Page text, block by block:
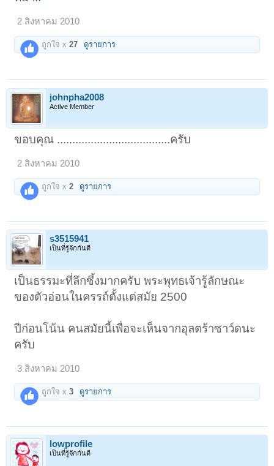
2 สิงหาคม 2010
ถูกใจ x27 ดูรายการ
johnpha2008
Active Member
ขอบคุณ .....................................ครับ
2 สิงหาคม 2010
ถูกใจ x2 ดูรายการ
s3515941
เป็นที่รู้จักกันดี
เป็นธรรมะที่ลึกซึ้งมากครับ พระพุทธเจ้ารู้ลักษณะ
ของตัวอ่อนในครรถ์ตั้งแต่สมัย 2500
ปีก่อนโน้น คนสมัยนี้เพื่อจะเห็นจากอุลตร้าซาว์ดนะ
ครับ
3 สิงหาคม 2010
ถูกใจ x3 ดูรายการ
lowprofile
เป็นที่รู้จักกันดี